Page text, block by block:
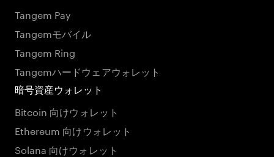
Tangem Pay
Tangemモバイル
Tangem Ring
Tangemハードウェアウォレット
暗号資産ウォレット
Bitcoin 向けウォレット
Ethereum 向けウォレット
Solana 向けウォレット